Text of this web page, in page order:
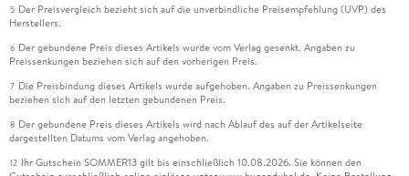
5 Der Preisvergleich bezieht sich auf die unverbindliche Preisempfehlung (UVP) des
Herstellers.
6 Der gebundene Preis dieses Artikels wurde vom Verlag gesenkt. Angaben zu
Preissenkungen beziehen sich auf den vorherigen Preis.
7 Die Preisbindung dieses Artikels wurde aufgehoben. Angaben zu Preissenkungen
beziehen sich auf den letzten gebundenen Preis.
8 Der gebundene Preis dieses Artikels wird nach Ablauf des auf der Artikelseite
dargestellten Datums vom Verlag angehoben.
12 Ihr Gutschein SOMMER13 gilt bis einschließlich 10.08.2026. Sie können den